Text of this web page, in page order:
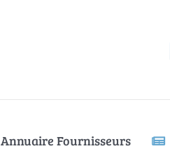
Annuaire Fournisseurs